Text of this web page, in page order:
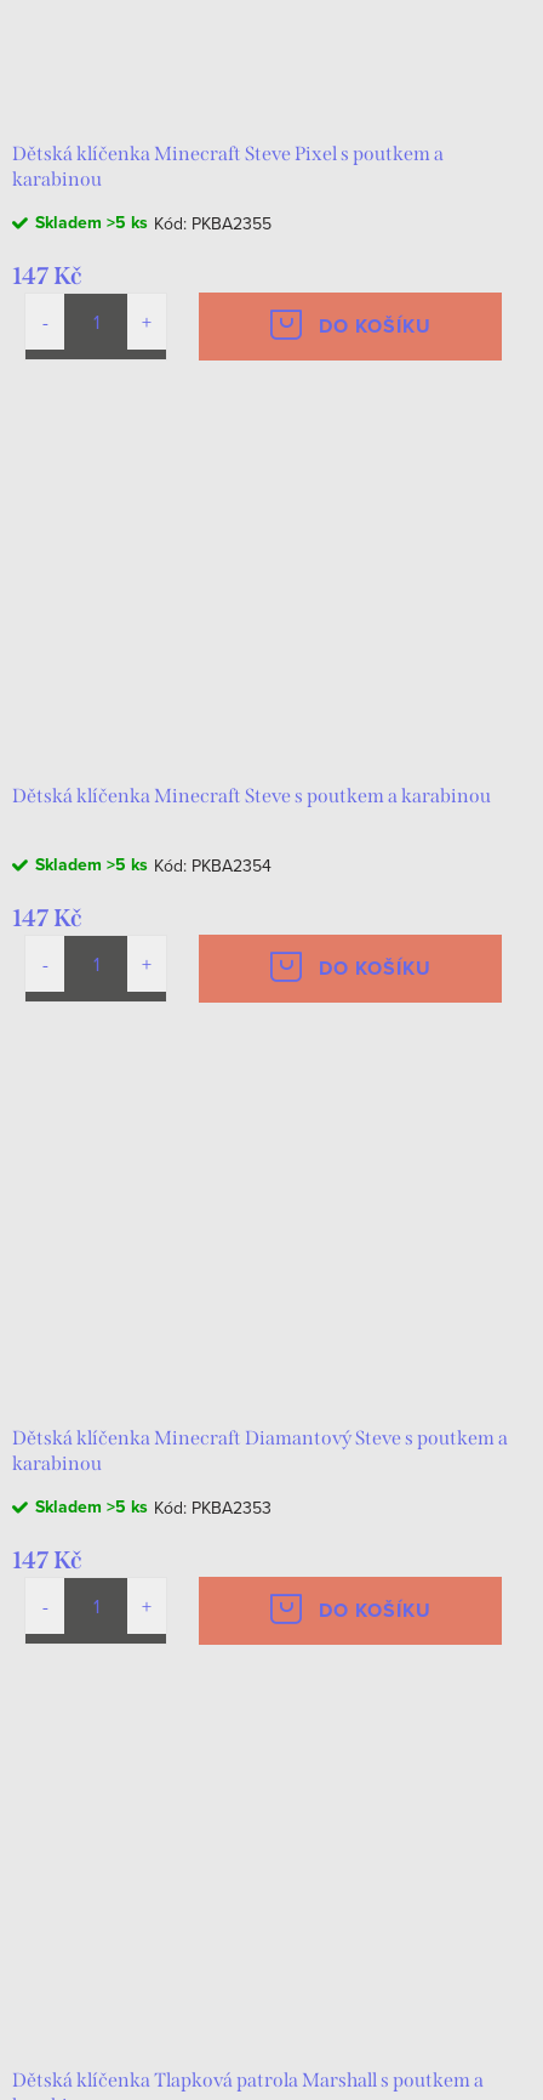
Dětská klíčenka Minecraft Steve Pixel s poutkem a
karabinou
Skladem >5 ks Kód: PKBA2355
147 Kč
DO KOŠÍKU
Dětská klíčenka Minecraft Steve s poutkem a karabinou
Skladem >5 ks Kód: PKBA2354
147 Kč
DO KOŠÍKU
Dětská klíčenka Minecraft Diamantový Steve s poutkem a
karabinou
Skladem >5 ks Kód: PKBA2353
147 Kč
DO KOŠÍKU
Dětská klíčenka Tlapková patrola Marshall s poutkem a